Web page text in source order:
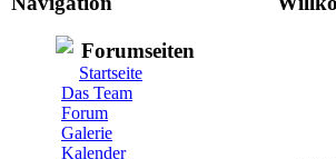
Forumseiten
Startseite
Das Team
Forum
Galerie
Kalender